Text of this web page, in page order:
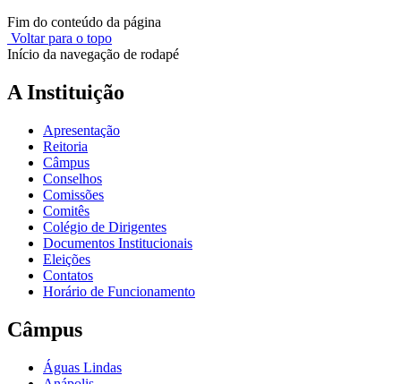
Fim do conteúdo da página
Voltar para o topo
Início da navegação de rodapé
A Instituição
Apresentação
Reitoria
Câmpus
Conselhos
Comissões
Comitês
Colégio de Dirigentes
Documentos Institucionais
Eleições
Contatos
Horário de Funcionamento
Câmpus
Águas Lindas